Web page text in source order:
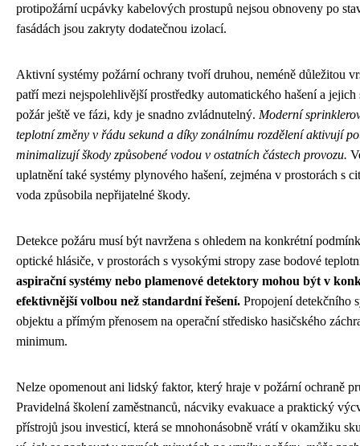
protipožární ucpávky kabelových prostupů nejsou obnoveny po
fasádách jsou zakryty dodatečnou izolací.
Aktivní systémy požární ochrany tvoří druhou, neméně důležitou
patří mezi nejspolehlivější prostředky automatického hašení a
požár ještě ve fázi, kdy je snadno zvládnutelný. Moderní
teplotní změny v řádu sekund a díky zonálnímu rozdělení aktivují
minimalizují škody způsobené vodou v ostatních částech provozu.
uplatnění také systémy plynového hašení, zejména v prostorách s
voda způsobila nepřijatelné škody.
Detekce požáru musí být navržena s ohledem na konkrétní
optické hlásiče, v prostorách s vysokými stropy zase bodové
aspirační systémy nebo plamenové detektory mohou být v
efektivnější volbou než standardní řešení. Propojení detekčního
objektu a přímým přenosem na operační středisko hasičského
minimum.
Nelze opomenout ani lidský faktor, který hraje v požární ochraně
Pravidelná školení zaměstnanců, nácviky evakuace a praktický
přístrojů jsou investicí, která se mnohonásobně vrátí v okamžiku